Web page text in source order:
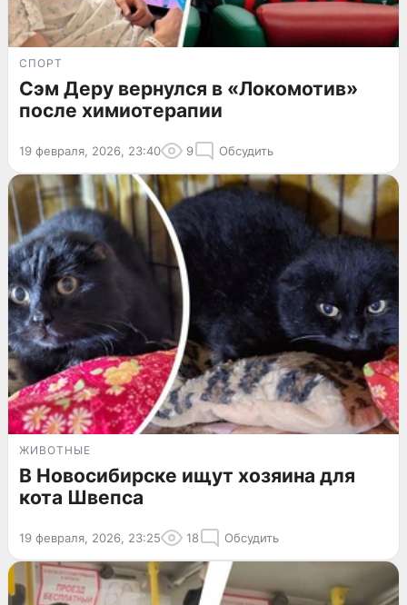
СПОРТ
Сэм Деру вернулся в «Локомотив»
после химиотерапии
19 февраля, 2026, 23:40 9 Обсудить
ЖИВОТНЫЕ
В Новосибирске ищут хозяина для
кота Швепса
19 февраля, 2026, 23:25 18 Обсудить